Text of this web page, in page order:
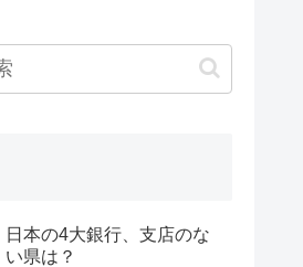
日本の4大銀行、支店のな
い県は？